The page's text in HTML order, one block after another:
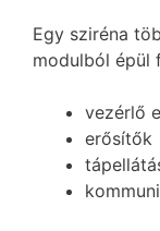
Egy sziréna
modulból épül
vezérlő
erősítők